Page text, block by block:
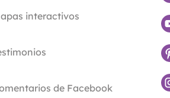
interactivos
de Facebook